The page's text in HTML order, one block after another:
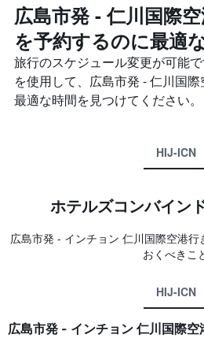
広島市発 - 仁川国際
を予約するのに最適
旅行のスケジュール変更が可能
を使用して、広島市発 - 仁川国
最適な時間を見つけてください。
HIJ-ICN
ホテルズコンバイン
広島市​発 - インチョン 仁川国際空港​
おくべきこ
HIJ-ICN
広島市発 - インチョン 仁川国際